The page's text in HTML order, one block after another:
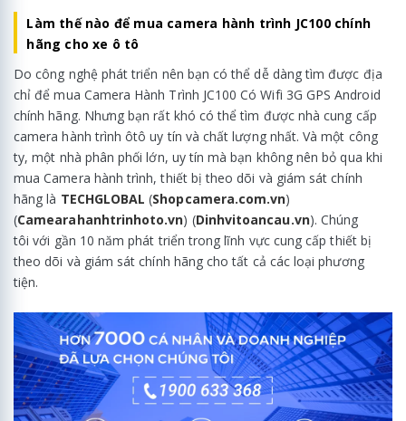
Làm thế nào để mua camera hành trình JC100 chính
hãng cho xe ô tô
Do công nghệ phát triển nên bạn có thể dễ dàng tìm được địa
chỉ để mua Camera Hành Trình JC100 Có Wifi 3G GPS Android
chính hãng. Nhưng bạn rất khó có thể tìm được nhà cung cấp
camera hành trình ôtô uy tín và chất lượng nhất. Và một công
ty, một nhà phân phối lớn, uy tín mà bạn không nên bỏ qua khi
mua Camera hành trình, thiết bị theo dõi và giám sát chính
hãng là TECHGLOBAL (Shopcamera.com.vn)
(Camearahanhtrinhoto.vn) (Dinhvitoancau.vn). Chúng
tôi với gần 10 năm phát triển trong lĩnh vực cung cấp thiết bị
theo dõi và giám sát chính hãng cho tất cả các loại phương
tiện.